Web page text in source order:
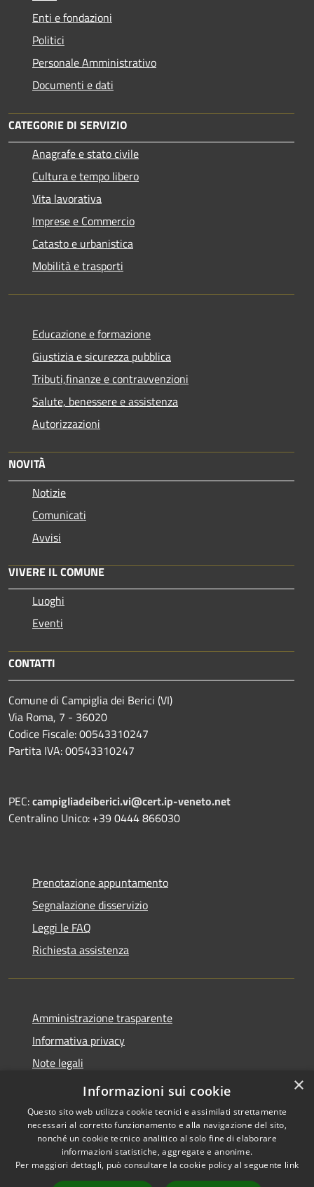
Enti e fondazioni
Politici
Personale Amministrativo
Documenti e dati
CATEGORIE DI SERVIZIO
Anagrafe e stato civile
Cultura e tempo libero
Vita lavorativa
Imprese e Commercio
Catasto e urbanistica
Mobilità e trasporti
Educazione e formazione
Giustizia e sicurezza pubblica
Tributi,finanze e contravvenzioni
Salute, benessere e assistenza
Autorizzazioni
NOVITÀ
Notizie
Comunicati
Avvisi
VIVERE IL COMUNE
Luoghi
Eventi
CONTATTI
Comune di Campiglia dei Berici (VI)
Via Roma, 7 - 36020
Codice Fiscale: 00543310247
Partita IVA: 00543310247
PEC:campigliadeiberici.vi@cert.ip-veneto.net
Centralino Unico: +39 0444 866030
Prenotazione appuntamento
Segnalazione disservizio
Leggi le FAQ
Richiesta assistenza
Amministrazione trasparente
Informativa privacy
Note legali
Dichiarazione di accessibilità
Accessibilità
Copyright © 2026 • Comune di
Campiglia dei Berici • Powered
×
Informazioni sui cookie
Questo sito web utilizza cookie tecnici e assimilati strettamente
necessari al corretto funzionamento e alla navigazione del sito,
nonché un cookie tecnico analitico al solo fine di elaborare
informazioni statistiche, aggregate e anonime.
Per maggiori dettagli, può consultare la cookie policy al seguente link